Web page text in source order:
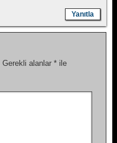
Yanıtla
Gerekli alanlar * ile